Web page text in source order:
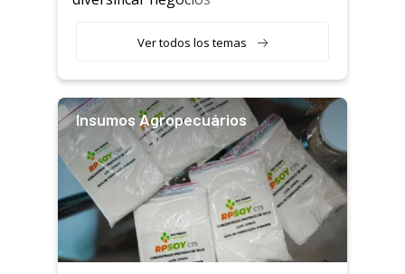
Ver todos los temas
Insumos Agropecuários